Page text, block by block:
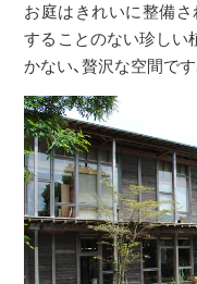
お庭はきれいに整備さ
することのない珍しい
かない、贅沢な空間です